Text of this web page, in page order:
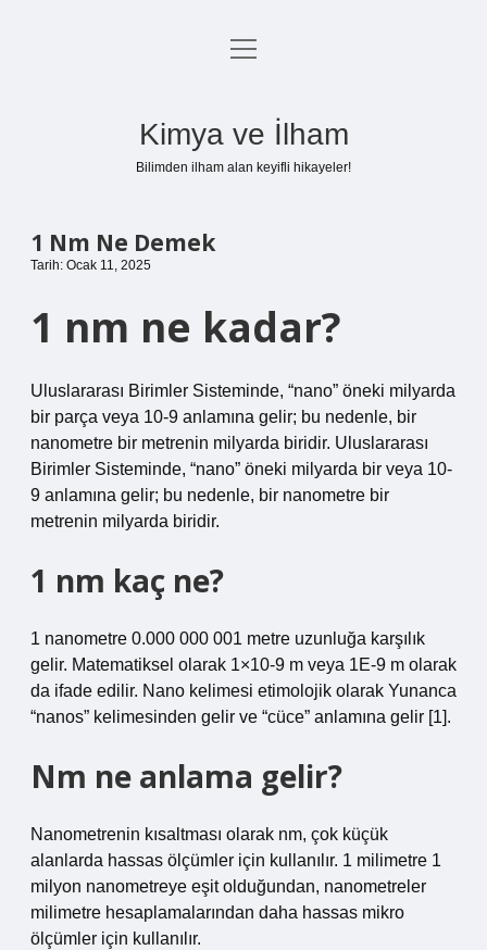
Anasayfa
menüyü
Kimya ve İlham
Bilimden ilham alan keyifli hikayeler!
1 Nm Ne Demek
Tarih: Ocak 11, 2025
1 nm ne kadar?
Uluslararası Birimler Sisteminde, “nano” öneki milyarda
bir parça veya 10-9 anlamına gelir; bu nedenle, bir
nanometre bir metrenin milyarda biridir. Uluslararası
Birimler Sisteminde, “nano” öneki milyarda bir veya 10-
9 anlamına gelir; bu nedenle, bir nanometre bir
metrenin milyarda biridir.
1 nm kaç ne?
1 nanometre 0.000 000 001 metre uzunluğa karşılık
gelir. Matematiksel olarak 1×10-9 m veya 1E-9 m olarak
da ifade edilir. Nano kelimesi etimolojik olarak Yunanca
“nanos” kelimesinden gelir ve “cüce” anlamına gelir [1].
Nm ne anlama gelir?
Nanometrenin kısaltması olarak nm, çok küçük
alanlarda hassas ölçümler için kullanılır. 1 milimetre 1
milyon nanometreye eşit olduğundan, nanometreler
milimetre hesaplamalarından daha hassas mikro
ölçümler için kullanılır.